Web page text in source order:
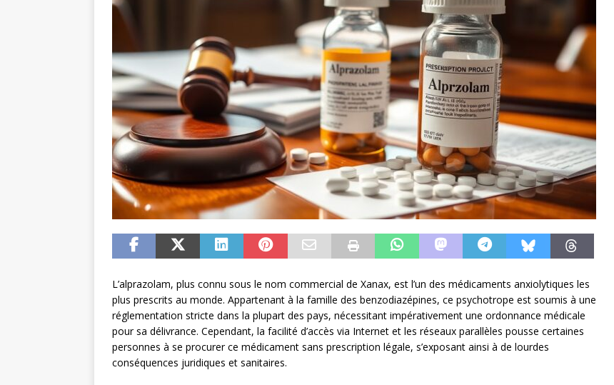
L’alprazolam, plus connu sous le nom commercial de Xanax, est l’un des médicaments anxiolytiques les
plus prescrits au monde. Appartenant à la famille des benzodiazépines, ce psychotrope est soumis à une
réglementation stricte dans la plupart des pays, nécessitant impérativement une ordonnance médicale
pour sa délivrance. Cependant, la facilité d’accès via Internet et les réseaux parallèles pousse certaines
personnes à se procurer ce médicament sans prescription légale, s’exposant ainsi à de lourdes
conséquences juridiques et sanitaires.